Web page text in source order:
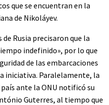
que se encuentran en la
de Nikoláyev.
Rusia precisaron que la
indefinido», por lo que
de las embarcaciones
iniciativa. Paralelamente, la
ante la ONU notificó su
Guterres, al tiempo que